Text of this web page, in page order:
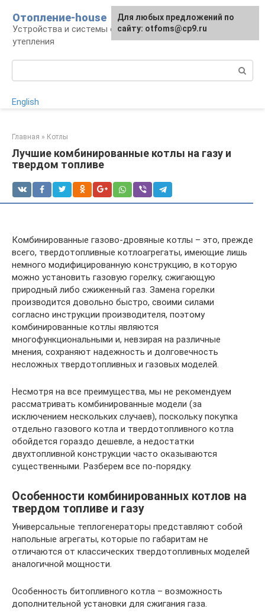
контенту
Отопление-house
Устройства и системы отопления, способы
утепления
English
Главная » Котлы
Лучшие комбинированные котлы на газу и
твердом топливе
Комбинированные газово-дровяные котлы – это, прежде
всего, твердотопливные котлоагрегаты, имеющие лишь
немного модифицированную конструкцию, в которую
можно установить газовую горелку, сжигающую
природный либо сжиженный газ. Замена горелки
производится довольно быстро, своими силами
согласно инструкции производителя, поэтому
комбинированные котлы являются
многофункциональными и, невзирая на различные
мнения, сохраняют надежность и долговечность
несложных твердотопливных и газовых моделей.
Несмотря на все преимущества, мы не рекомендуем
рассматривать комбинированные модели (за
исключением нескольких случаев), поскольку покупка
отдельно газового котла и твердотопливного котла
обойдется гораздо дешевле, а недостатки
двухтопливной конструкции часто оказываются
существенными. Разберем все по-порядку.
Особенности комбинированных котлов на
твердом топливе и газу
Универсальные теплогенераторы представляют собой
напольные агрегаты, которые по габаритам не
отличаются от классических твердотопливных моделей
аналогичной мощности.
Особенность битопливного котла – возможность
дополнительной установки для сжигания газа.
Для любых предложений по
сайту: otfoms@cp9.ru